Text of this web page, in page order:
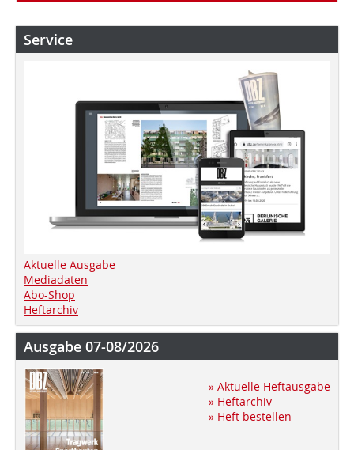
Service
Aktuelle Ausgabe
Mediadaten
Abo-Shop
Heftarchiv
Ausgabe 07-08/2026
» Aktuelle Heftausgabe
» Heftarchiv
» Heft bestellen